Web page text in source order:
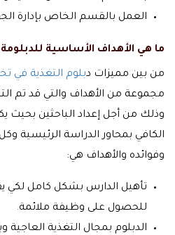
العمل بالقسم الخاص بإدارة
ما هي الأهداف الأساسية
من بين مميزات دبلوم التغذية
مجموعة من الأهداف والتي قد تم
وذلك من أجل إعداد الباحثين بحيث
الكافي بمحاور الدراسة الرئيسية
وفوائده والأهداف هي:
تأهيل الدارس بشكل كامل لكي
للحصول على وظيفة ملائمة.
الدبلوم بمجال التغذية